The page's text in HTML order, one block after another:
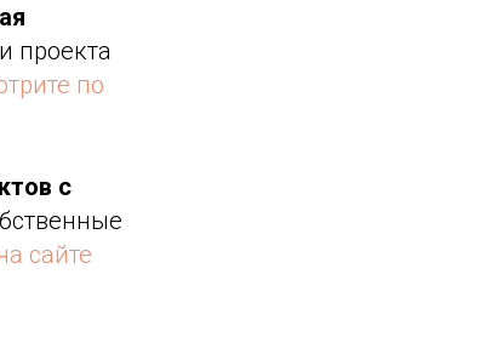
проекта
по
с
сайте